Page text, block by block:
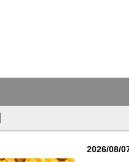
2026/08/